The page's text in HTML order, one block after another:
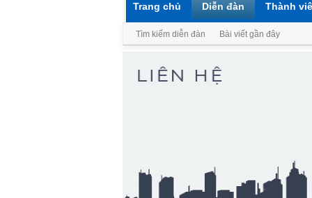
Trang chủ Diễn đàn
Tìm kiếm diễn đàn Bài viết gần đây
Thành